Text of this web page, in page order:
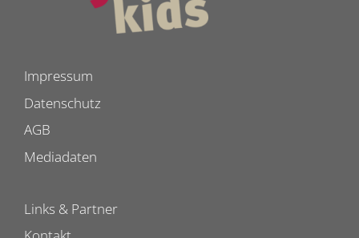
Impressum
Datenschutz
AGB
Mediadaten
Links & Partner